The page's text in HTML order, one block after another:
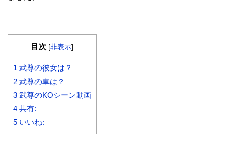
目次 [非表示]
1 武尊の彼女は？
2 武尊の車は？
3 武尊のKOシーン動画
4 共有:
5 いいね: